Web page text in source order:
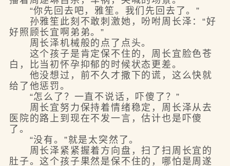
“你先回去吧，雅笙。我们先回去了。”
孙雅笙此刻不敢刺激她，吩咐周长泽：“好
好照顾长宜啊弟弟。”
周长泽机械般的点了点头。
这个孩子是肯定保不住的，周长宜脸色苍
白，比当初怀孕抑郁的时候状态更差。
他没想过，前不久才撒下的谎，这么快就
给了他惩罚。
“怎么了？一直不说话，吓傻了？”
周长宜努力保持着情绪稳定，周长泽从去
医院的路上到现在不发一言，估计也是吓傻
了。
“没有。”就是太突然了。
周长泽紧紧握着方向盘，扫了扫周长宜的
肚子。这个孩子果然是保不住的，哪怕是周遂